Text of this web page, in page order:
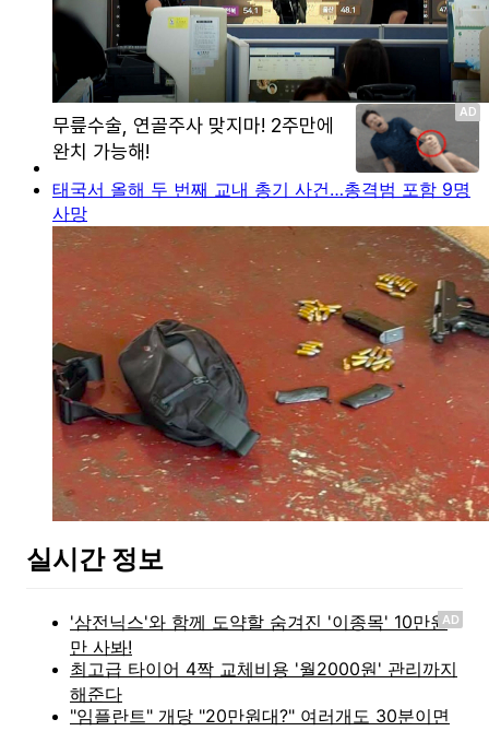
태국서 올해 두 번째 교내 총기 사건…총격범 포함 9명
사망
실시간 정보
AD